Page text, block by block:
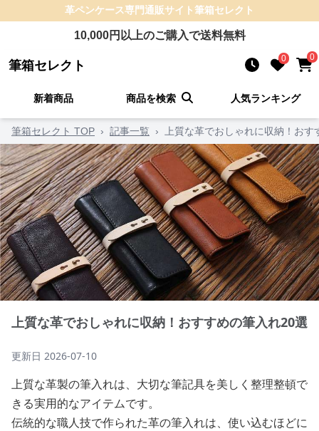
革ペンケース専門通販サイト筆箱セレクト
10,000円以上のご購入で送料無料
筆箱セレクト 0 0
新着商品 商品を検索 人気ランキング
筆箱セレクト TOP › 記事一覧 › 上質な革でおしゃれに収納！お
上質な革でおしゃれに収納！おすすめの筆入れ20選
更新日 2026-07-10
上質な革製の筆入れは、大切な筆記具を美しく整理整頓で
きる実用的なアイテムです。
伝統的な職人技で作られた革の筆入れは、使い込むほどに